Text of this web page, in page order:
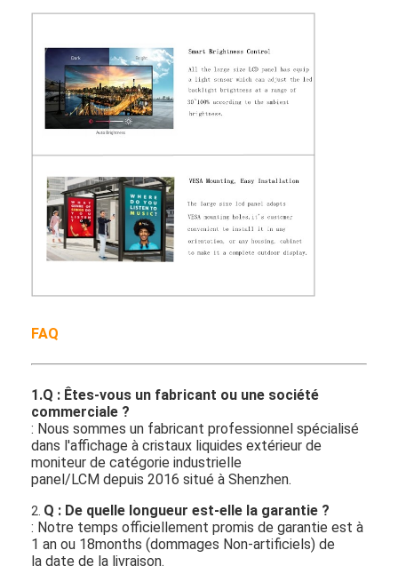
Panneau étiré d'affichage à cristaux liquides
FAQ
1.Q : Êtes-vous un fabricant ou une société
commerciale ?
: Nous sommes un fabricant professionnel spécialisé
dans l'affichage à cristaux liquides extérieur de
moniteur de catégorie industrielle
panel/LCM depuis 2016 situé à Shenzhen.
2. Q : De quelle longueur est-elle la garantie ?
: Notre temps officiellement promis de garantie est à
1 an ou 18months (dommages Non-artificiels) de
la date de la livraison.